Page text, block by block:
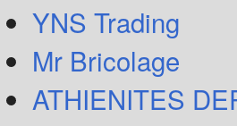
YNS Trading
Mr Bricolage
ATHIENITES